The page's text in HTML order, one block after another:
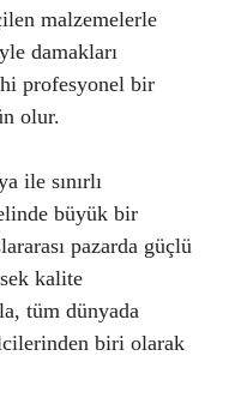
malzemelerle
damakları
profesyonel bir
olur.
ile sınırlı
büyük bir
pazarda güçlü
kalite
tüm dünyada
biri olarak